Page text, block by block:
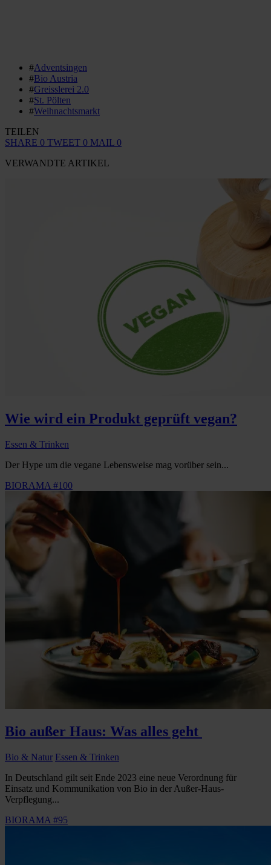
#Adventsingen
#Bio Austria
#Greisslerei 2.0
#St. Pölten
#Weihnachtsmarkt
TEILEN
SHARE 0 TWEET 0 MAIL 0
VERWANDTE ARTIKEL
Wie wird ein Produkt geprüft vegan?
Essen & Trinken
Der Hype um die vegane Lebensweise mag vorüber sein...
BIORAMA #100
Bio außer Haus: Was alles geht
Bio & Natur Essen & Trinken
In Deutschland gilt seit Ende 2023 eine neue Verordnung für
Einsatz und Kommunikation von Bio in der Außer-Haus-
Verpflegung...
BIORAMA #95